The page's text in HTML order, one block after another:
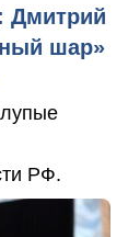
Дмитрий
шар»
РФ.